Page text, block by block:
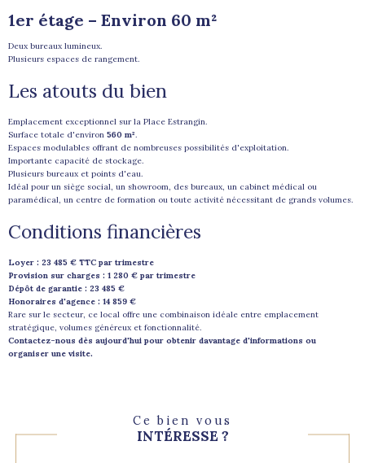
1er étage – Environ 60 m²
Deux bureaux lumineux.
Plusieurs espaces de rangement.
Les atouts du bien
Emplacement exceptionnel sur la Place Estrangin.
Surface totale d'environ 560 m².
Espaces modulables offrant de nombreuses possibilités d'exploitation.
Importante capacité de stockage.
Plusieurs bureaux et points d'eau.
Idéal pour un siège social, un showroom, des bureaux, un cabinet médical ou
paramédical, un centre de formation ou toute activité nécessitant de grands volumes.
Conditions financières
Loyer : 23 485 € TTC par trimestre
Provision sur charges : 1 280 € par trimestre
Dépôt de garantie : 23 485 €
Honoraires d'agence : 14 859 €
Rare sur le secteur, ce local offre une combinaison idéale entre emplacement
stratégique, volumes généreux et fonctionnalité.
Contactez-nous dès aujourd'hui pour obtenir davantage d'informations ou
organiser une visite.
Ce bien vous
INTÉRESSE ?